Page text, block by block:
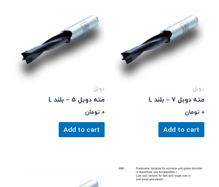
دوبل
مته دوبل 7 – بلند L
0 تومان
Add to cart
دوبل
مته دوبل 5 – بلند L
0 تومان
Add to cart